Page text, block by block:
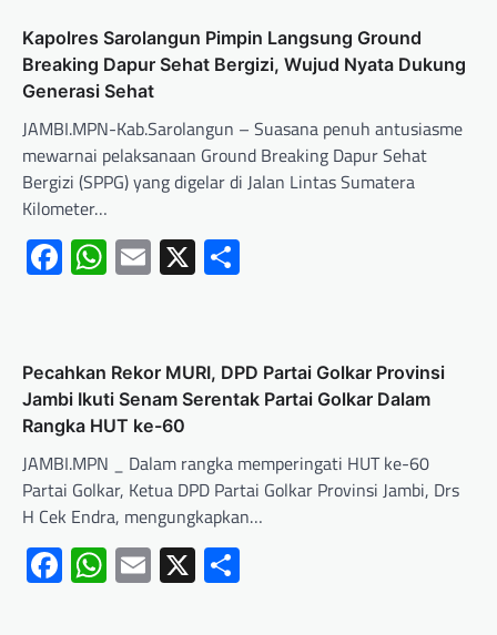
Kapolres Sarolangun Pimpin Langsung Ground
Breaking Dapur Sehat Bergizi, Wujud Nyata Dukung
Generasi Sehat
JAMBI.MPN-Kab.Sarolangun – Suasana penuh antusiasme
mewarnai pelaksanaan Ground Breaking Dapur Sehat
Bergizi (SPPG) yang digelar di Jalan Lintas Sumatera
Kilometer…
Facebook
WhatsApp
Email
X
Pecahkan Rekor MURI, DPD Partai Golkar Provinsi
Jambi Ikuti Senam Serentak Partai Golkar Dalam
Rangka HUT ke-60
JAMBI.MPN _ Dalam rangka memperingati HUT ke-60
Partai Golkar, Ketua DPD Partai Golkar Provinsi Jambi, Drs
H Cek Endra, mengungkapkan…
Facebook
WhatsApp
Email
X